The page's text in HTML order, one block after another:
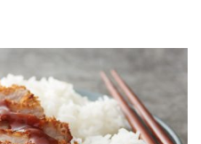
nosso site tenha
o melhor
desempenho
possível
durante a sua